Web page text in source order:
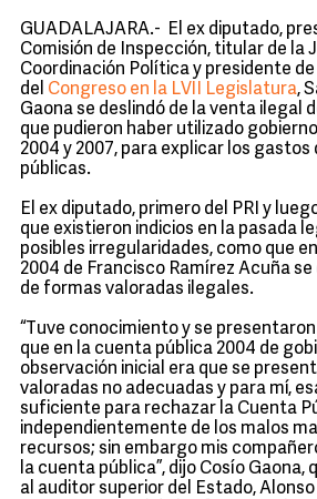
GUADALAJARA.- El ex diputado,
Comisión de Inspección, titular de la
Coordinación Política y presidente
del Congreso en la LVII Legislatura,
Gaona se deslindó de la venta ilegal
que pudieron haber utilizado
2004 y 2007, para explicar los gastos
públicas.
El ex diputado, primero del PRI y
que existieron indicios en la pasada
posibles irregularidades, como que
2004 de Francisco Ramírez Acuña
de formas valoradas ilegales.
“Tuve conocimiento y se
que en la cuenta pública 2004 de
observación inicial era que se
valoradas no adecuadas y para mí,
suficiente para rechazar la Cuenta
independientemente de los malos
recursos; sin embargo mis
la cuenta pública”, dijo Cosío Gaona,
al auditor superior del Estado, Alonso